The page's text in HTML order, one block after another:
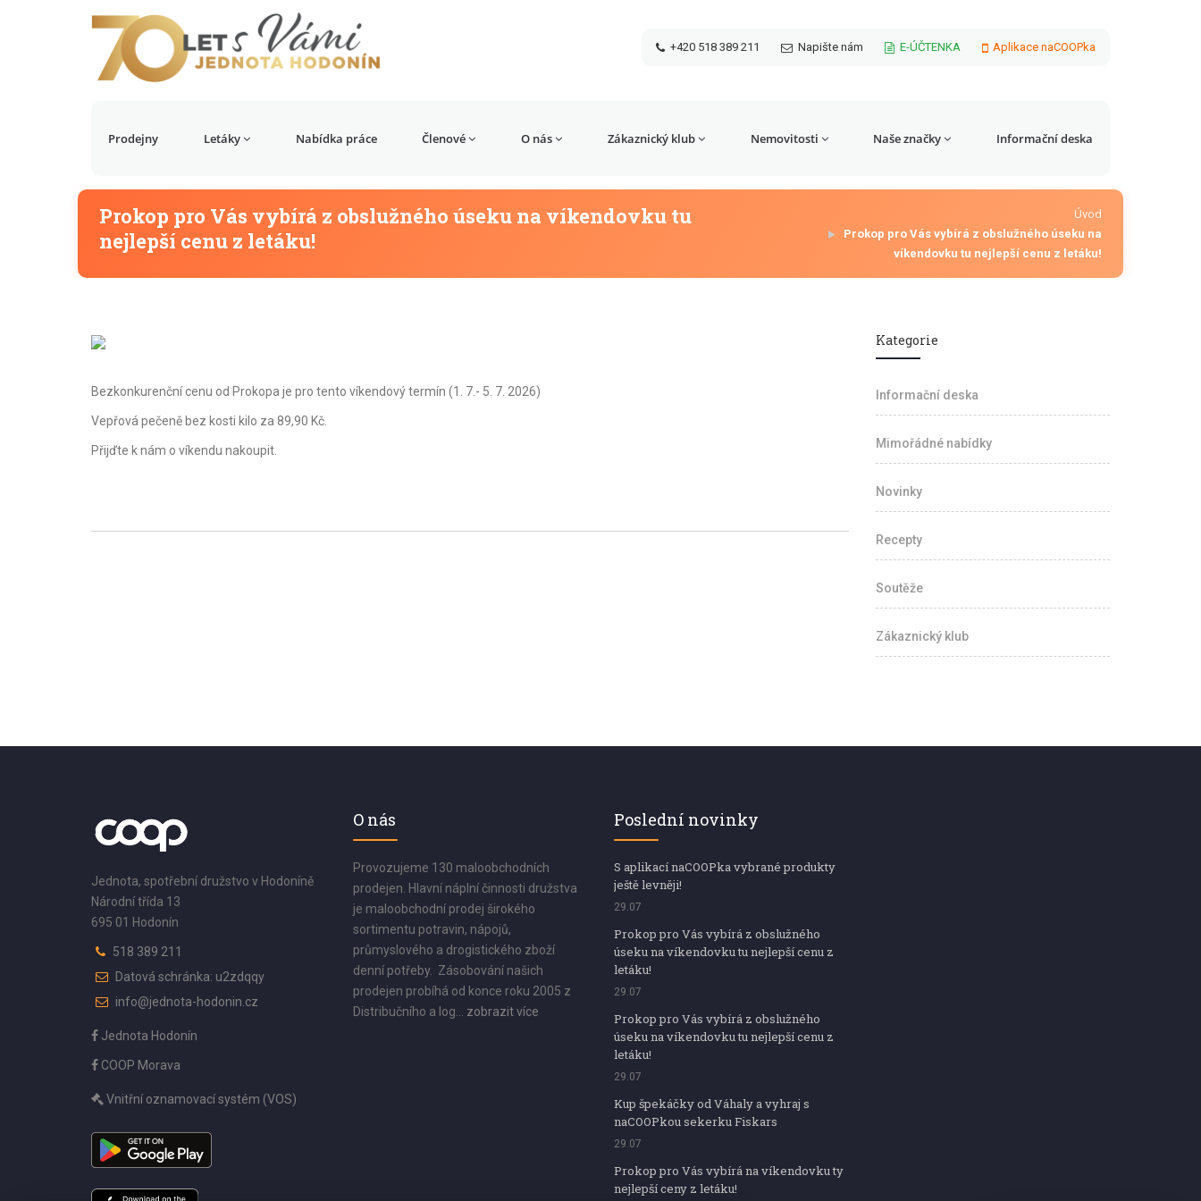
+420 518 389 211 Napište nám E-ÚČTENKA Aplikace naCOOPka
Prodejny Letáky Nabídka práce Členové O nás Zákaznický klub Nemovitosti Naše značky Informační deska
Prokop pro Vás vybírá z obslužného úseku na víkendovku tu
nejlepší cenu z letáku!
Úvod
Prokop pro Vás vybírá z obslužného úseku na
víkendovku tu nejlepší cenu z letáku!
Bezkonkurenční cenu od Prokopa je pro tento víkendový termín (1. 7.- 5. 7. 2026)
Vepřová pečeně bez kosti kilo za 89,90 Kč.
Přijďte k nám o víkendu nakoupit.
Kategorie
Informační deska
Mimořádné nabídky
Novinky
Recepty
Soutěže
Zákaznický klub
Jednota, spotřební družstvo v Hodoníně
Národní třída 13
695 01 Hodonín
518 389 211
Datová schránka: u2zdqqy
info@jednota-hodonin.cz
Jednota Hodonín
COOP Morava
Vnitřní oznamovací systém (VOS)
O nás
Provozujeme 130 maloobchodních
prodejen. Hlavní náplní činnosti družstva
je maloobchodní prodej širokého
sortimentu potravin, nápojů,
průmyslového a drogistického zboží
denní potřeby. Zásobování našich
prodejen probíhá od konce roku 2005 z
Distribučního a log... zobrazit více
Poslední novinky
S aplikací naCOOPka vybrané produkty
ještě levněji!
29.07
Prokop pro Vás vybírá z obslužného
úseku na víkendovku tu nejlepší cenu z
letáku!
29.07
Prokop pro Vás vybírá z obslužného
úseku na víkendovku tu nejlepší cenu z
letáku!
29.07
Kup špekáčky od Váhaly a vyhraj s
naCOOPkou sekerku Fiskars
29.07
Prokop pro Vás vybírá na víkendovku ty
nejlepší ceny z letáku!